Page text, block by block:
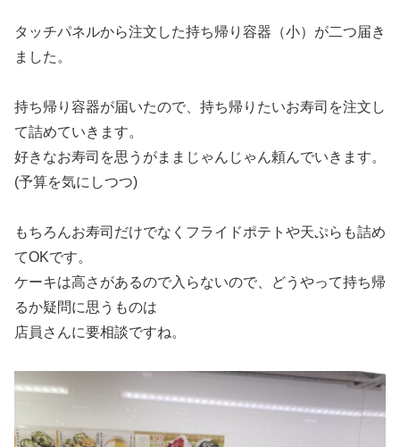
タッチパネルから注文した持ち帰り容器（小）が二つ届き
ました。
持ち帰り容器が届いたので、持ち帰りたいお寿司を注文し
て詰めていきます。
好きなお寿司を思うがままじゃんじゃん頼んでいきます。
(予算を気にしつつ)
もちろんお寿司だけでなくフライドポテトや天ぷらも詰め
てOKです。
ケーキは高さがあるので入らないので、どうやって持ち帰
るか疑問に思うものは
店員さんに要相談ですね。